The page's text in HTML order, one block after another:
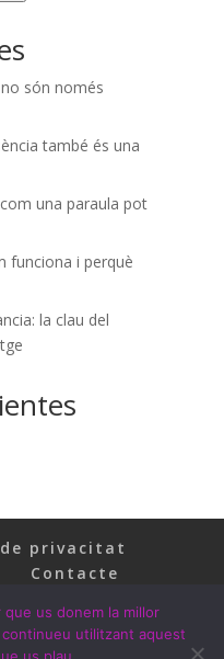
són només
també és una
una paraula pot
funciona i perquè
la clau del
privacitat
Contacte
us donem la millor
utilitzant aquest